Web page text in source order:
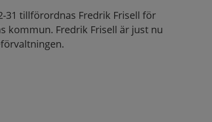
31 tillförordnas Fredrik Frisell för
kommun. Fredrik Frisell är just nu